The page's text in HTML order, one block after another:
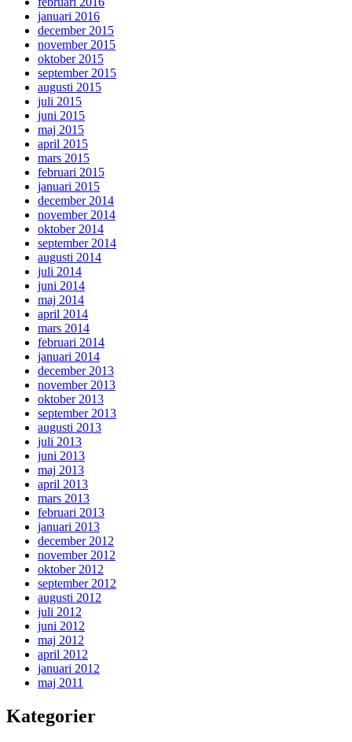
januari 2016
december 2015
november 2015
oktober 2015
september 2015
augusti 2015
juli 2015
juni 2015
maj 2015
april 2015
mars 2015
februari 2015
januari 2015
december 2014
november 2014
oktober 2014
september 2014
augusti 2014
juli 2014
juni 2014
maj 2014
april 2014
mars 2014
februari 2014
januari 2014
december 2013
november 2013
oktober 2013
september 2013
augusti 2013
juli 2013
juni 2013
maj 2013
april 2013
mars 2013
februari 2013
januari 2013
december 2012
november 2012
oktober 2012
september 2012
augusti 2012
juli 2012
juni 2012
maj 2012
april 2012
januari 2012
maj 2011
Kategorier